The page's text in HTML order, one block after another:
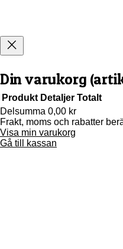
Din varukorg
Produkter
i
Produkt Detaljer Totalt
Delsumma 0,00 kr
Frakt, moms och rabatter
Visa min varukorg
Gå till kassan